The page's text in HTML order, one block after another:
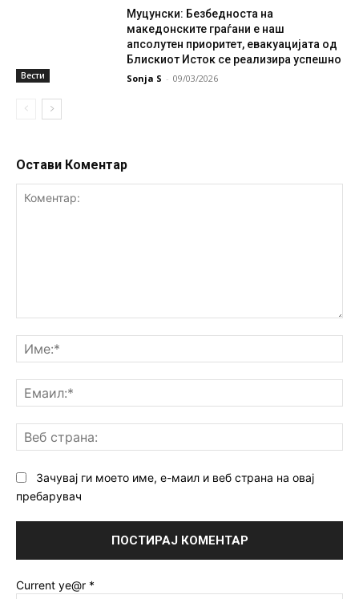
Вести
Муцунски: Безбедноста на
македонските граѓани е наш
апсолутен приоритет, евакуацијата од
Блискиот Исток се реализира успешно
Sonja S - 09/03/2026
Остави Коментар
Зачувај ги моето име, е-маил и веб страна на овај
пребарувач
Current ye@r *